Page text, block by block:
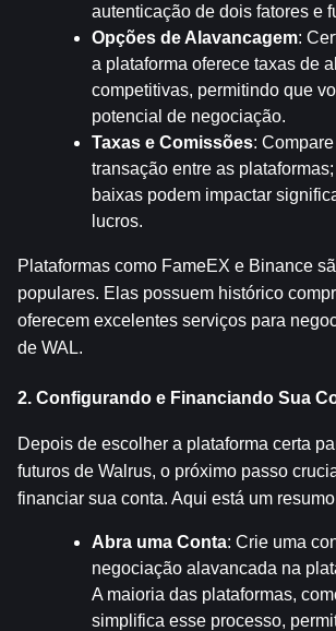
autenticação de dois fatores e
Opções de Alavancagem:
a plataforma oferece taxas de
competitivas, permitindo que
potencial de negociação.
Taxas e Comissões:
transação entre as
baixas podem impactar
lucros.
Plataformas como FameEX e Binance
populares. Elas possuem histórico
oferecem excelentes serviços para
de WAL.
2. Configurando e Financiando Sua
Depois de escolher a plataforma certa
futuros de Walrus, o próximo passo
financiar sua conta. Aqui está um
Abra uma Conta: Crie uma
negociação alavancada na
A maioria das plataformas,
simplifica esse processo,